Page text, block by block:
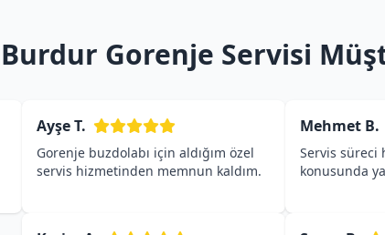
Burdur Gorenje Servisi
Ayşe T.
Gorenje buzdolabı için aldığım özel
servis hizmetinden memnun kaldım.
Mehmet B.
Servis süreci
konusunda